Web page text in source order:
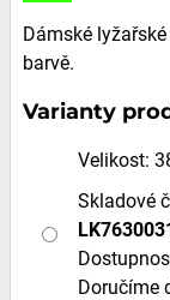
Dámské
barvě.
Varianty
Velikost:
Skladové
Doručíme